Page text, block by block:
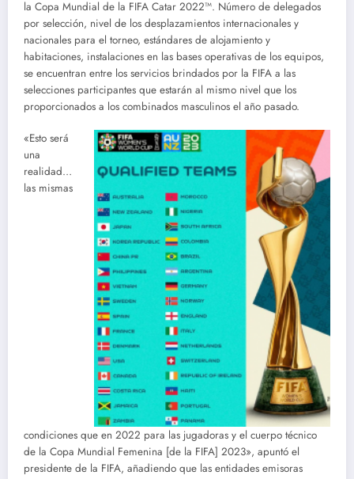
la Copa Mundial de la FIFA Catar 2022™. Número de delegados
por selección, nivel de los desplazamientos internacionales y
nacionales para el torneo, estándares de alojamiento y
habitaciones, instalaciones en las bases operativas de los equipos,
se encuentran entre los servicios brindados por la FIFA a las
selecciones participantes que estarán al mismo nivel que los
proporcionados a los combinados masculinos el año pasado.
«Esto será
una
realidad…
las mismas
condiciones que en 2022 para las jugadoras y el cuerpo técnico
de la Copa Mundial Femenina [de la FIFA] 2023», apuntó el
presidente de la FIFA, añadiendo que las entidades emisoras